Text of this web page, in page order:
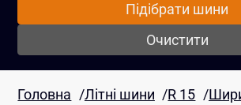
Підібрати шини
Очистити
Головна /Літні шини /R 15 /